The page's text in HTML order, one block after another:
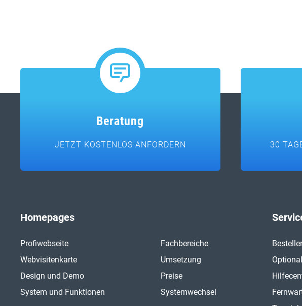
Beratung
JETZT KOSTENLOS ANFORDERN 30
Homepages
Profiwebseite
Webvisitenkarte
Design und Demo
System und Funktionen
Fachbereiche
Umsetzung
Preise
Systemwechsel